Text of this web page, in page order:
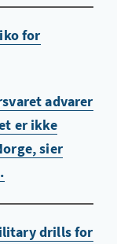
for
advarer
er ikke
sier
drills for